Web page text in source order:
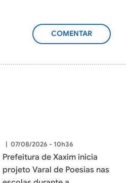
ADICIONAR
| 07/08/2026 - 10h36
Prefeitura de Xaxim inicia
projeto Varal de Poesias nas